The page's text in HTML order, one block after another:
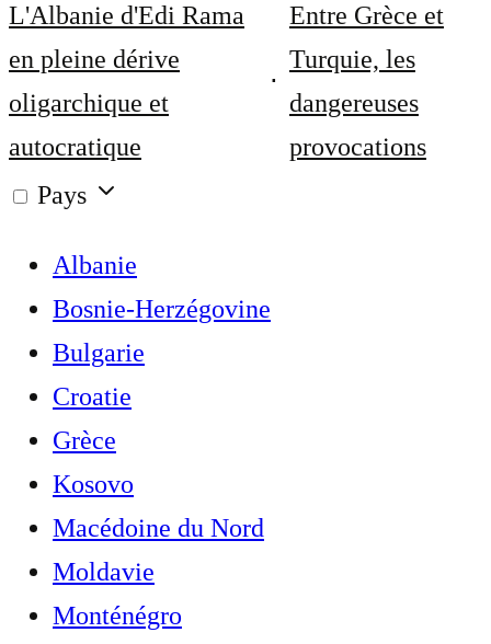
L'Albanie d'Edi Rama
en pleine dérive
oligarchique et
autocratique
Entre Grèce et
Turquie, les
dangereuses
provocations
Pays
Albanie
Bosnie-Herzégovine
Bulgarie
Croatie
Grèce
Kosovo
Macédoine du Nord
Moldavie
Monténégro